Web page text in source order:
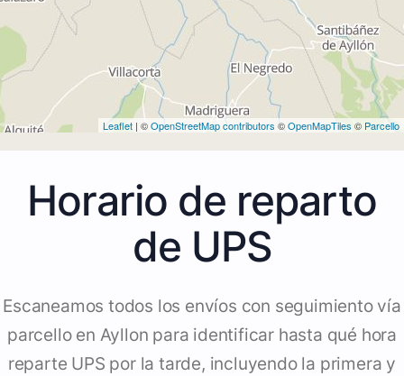
Leaflet | ©OpenStreetMap contributors ©OpenMapTiles © Parcello
Horario de reparto
de UPS
Escaneamos todos los envíos con seguimiento vía
parcello en Ayllon para identificar hasta qué hora
reparte UPS por la tarde, incluyendo la primera y